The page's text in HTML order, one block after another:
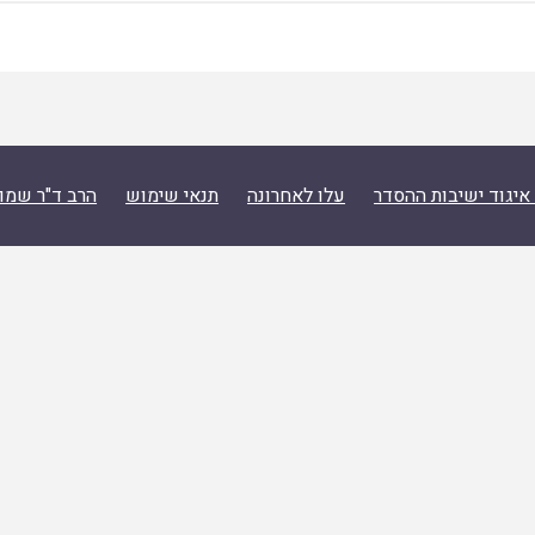
ישיבות ההסדר עלו לאחרונה תנאי שימוש הרב ד"ר